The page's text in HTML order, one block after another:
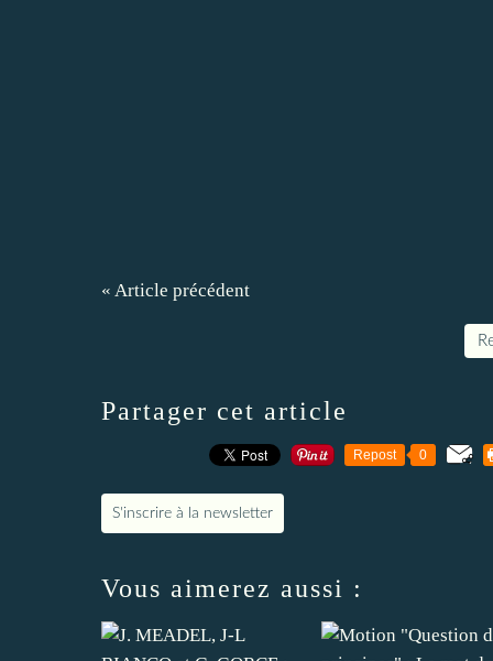
« Article précédent
Partager cet article
Repost 0
S'inscrire à la newsletter
Vous aimerez aussi :